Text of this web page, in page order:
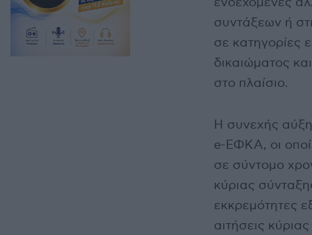
συντάξεων ή
σε κατηγορίες
δικαιώματος
στο πλαίσιο.
Η συνεχής
e-ΕΦΚΑ, οι
σε σύντομο
κύριας
εκκρεμότητες
αιτήσεις